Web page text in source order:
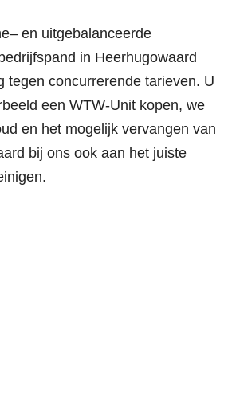
– en uitgebalanceerde
in Heerhugowaard
tegen concurrerende tarieven. U
een WTW-Unit kopen, we
en het mogelijk vervangen van
bij ons ook aan het juiste
.